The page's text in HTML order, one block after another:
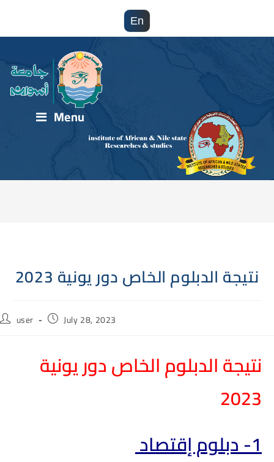
En
Menu
نتيجة الدبلوم الخاص دور يونية 2023
Postuser Post
published:
July 28, 2023
نتيجة الدبلوم الخاص دور يونية
2023
1- دبلوم إقتصاد